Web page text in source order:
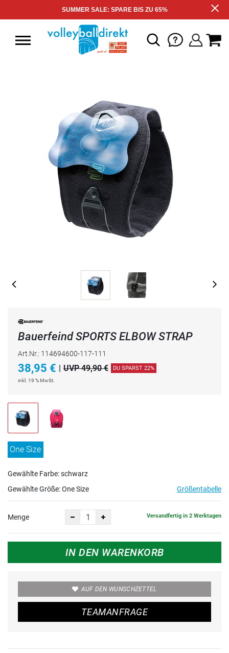
SUMMER SALE: SPARE BIS ZU 65%
Bauerfeind SPORTS ELBOW STRAP
Art.Nr.: 114694600-117-111
38,95 € | UVP 49,90 € DU SPARST 22%
inkl. 19 % MwSt.
One Size
Gewählte Farbe: schwarz
Gewählte Größe:One Size Größentabelle
Menge Versandfertig in 2 Werktagen
IN DEN WARENKORB
AUF DEN WUNSCHZETTEL
TEAMANFRAGE